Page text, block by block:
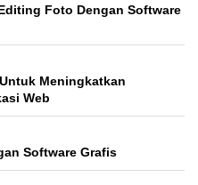
Foto Dengan Software
Meningkatkan
Web
Software Grafis